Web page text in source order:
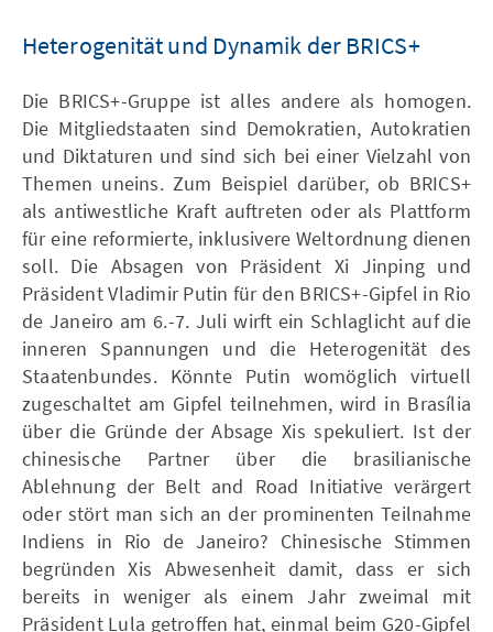
Heterogenität und Dynamik der BRICS+
Die BRICS+-Gruppe ist alles andere als homogen.
Die Mitgliedstaaten sind Demokratien, Autokratien
und Diktaturen und sind sich bei einer Vielzahl von
Themen uneins. Zum Beispiel darüber, ob BRICS+
als antiwestliche Kraft auftreten oder als Plattform
für eine reformierte, inklusivere Weltordnung dienen
soll. Die Absagen von Präsident Xi Jinping und
Präsident Vladimir Putin für den BRICS+-Gipfel in Rio
de Janeiro am 6.-7. Juli wirft ein Schlaglicht auf die
inneren Spannungen und die Heterogenität des
Staatenbundes. Könnte Putin womöglich virtuell
zugeschaltet am Gipfel teilnehmen, wird in Brasília
über die Gründe der Absage Xis spekuliert. Ist der
chinesische Partner über die brasilianische
Ablehnung der Belt and Road Initiative verärgert
oder stört man sich an der prominenten Teilnahme
Indiens in Rio de Janeiro? Chinesische Stimmen
begründen Xis Abwesenheit damit, dass er sich
bereits in weniger als einem Jahr zweimal mit
Präsident Lula getroffen hat, einmal beim G20-Gipfel